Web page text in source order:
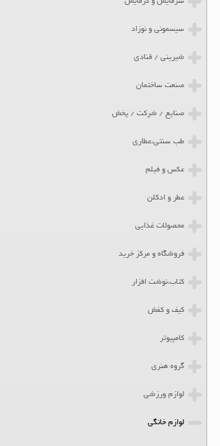
سیسمونی و نوزاد
شیرینی / قنادی
صنعت ساختمان
صنایع / شرکت / پخش
طب سنتی،عطاری
عکس و فیلم
عطر و ادکلن
محصولات غذایی
فروشگاه و مرکز خرید
کتاب،نوشت افزار
کیف و کفش
کامپیوتر
گروه هنری
لوازم ورزشی
لوازم خانگی